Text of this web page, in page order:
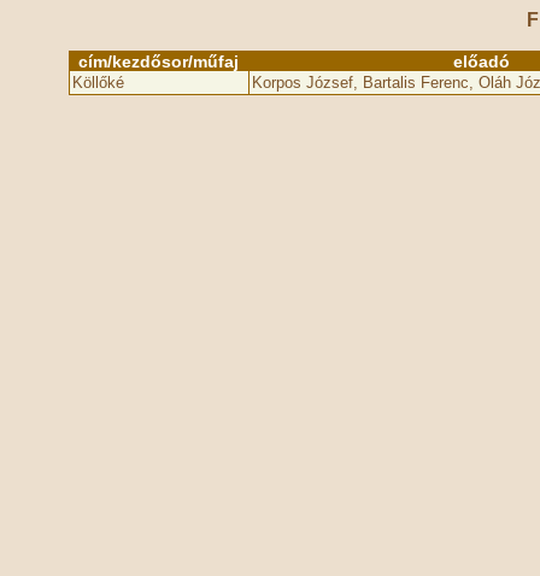
cím/kezdősor/műfaj előadó
Köllőké Korpos József, Bartalis Ferenc, Oláh